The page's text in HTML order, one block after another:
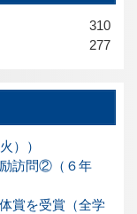
310
277
））
訪問②（６年
賞を受賞（全学